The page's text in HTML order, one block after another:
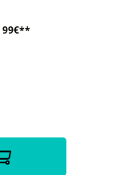
99€**